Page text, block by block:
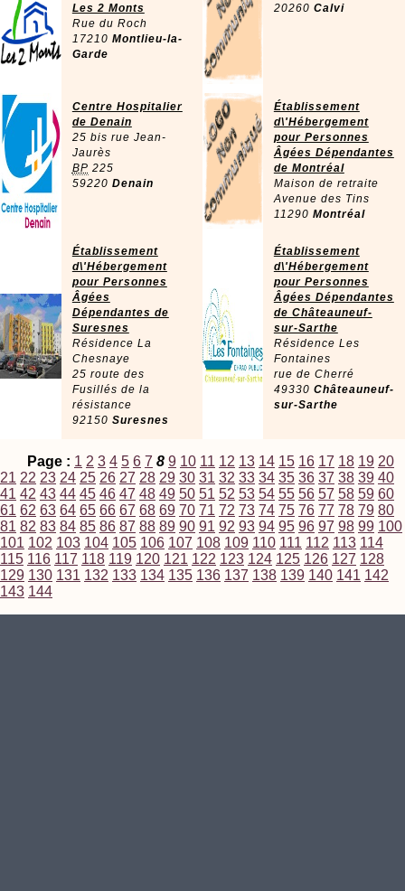
Les 2 Monts
Rue du Roch
17210 Montlieu-la-
Garde
20260 Calvi
Centre Hospitalier
de Denain
25 bis rue Jean-
Jaurès
BP 225
59220 Denain
Établissement
d\'Hébergement
pour Personnes
Âgées Dépendantes
de Montréal
Maison de retraite
Avenue des Tins
11290 Montréal
Établissement
d\'Hébergement
pour Personnes
Âgées
Dépendantes de
Suresnes
Résidence La
Chesnaye
25 route des
Fusillés de la
résistance
92150 Suresnes
Établissement
d\'Hébergement
pour Personnes
Âgées Dépendantes
de Châteauneuf-
sur-Sarthe
Résidence Les
Fontaines
rue de Cherré
49330 Châteauneuf-
sur-Sarthe
Page : 1 2 3 4 5 6 7 8 9 10 11 12 13 14 15 16 17 18 19 20
21 22 23 24 25 26 27 28 29 30 31 32 33 34 35 36 37 38 39 40
41 42 43 44 45 46 47 48 49 50 51 52 53 54 55 56 57 58 59 60
61 62 63 64 65 66 67 68 69 70 71 72 73 74 75 76 77 78 79 80
81 82 83 84 85 86 87 88 89 90 91 92 93 94 95 96 97 98 99 100
101 102 103 104 105 106 107 108 109 110 111 112 113 114
115 116 117 118 119 120 121 122 123 124 125 126 127 128
129 130 131 132 133 134 135 136 137 138 139 140 141 142
143 144